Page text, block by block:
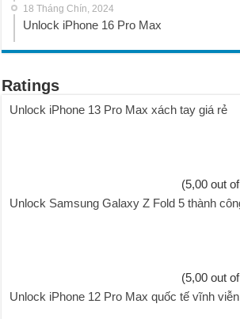
18 Tháng Chín, 2024
Unlock iPhone 16 Pro Max
Ratings
Unlock iPhone 13 Pro Max xách tay giá rẻ
(5,00 out
Unlock Samsung Galaxy Z Fold 5 thành
(5,00 out
Unlock iPhone 12 Pro Max quốc tế vĩnh viễn